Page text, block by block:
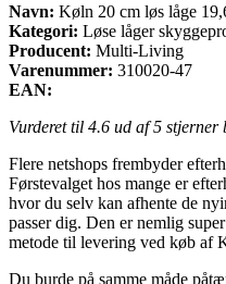
Navn: Køln 20 cm løs låge
Kategori: Løse låger
Producent: Multi-Living
Varenummer: 310020-47
EAN:
Vurderet til 4.6 ud af 5 stjerner
Flere netshops frembyder
Førstevalget hos mange er
hvor du selv kan afhente de
passer dig. Den er nemlig
metode til levering ved køb af
Du burde på samme måde